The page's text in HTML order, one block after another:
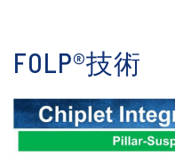
FOLP®技術